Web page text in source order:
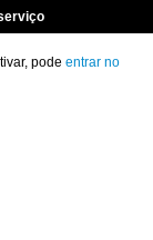
pode entrar no